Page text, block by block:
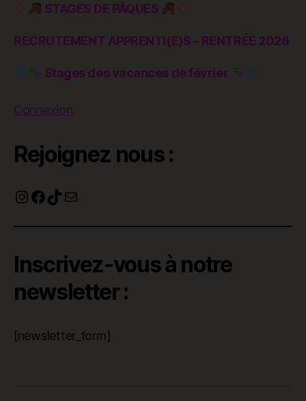
STAGES DE PÂQUES
RECRUTEMENT APPRENTI(E)S – RENTRÉE 2026
Stages des vacances de février
Connexion
Rejoignez nous :
Instagram
Facebook
TikTok
E-mail
Inscrivez-vous à notre
newsletter :
[newsletter_form]